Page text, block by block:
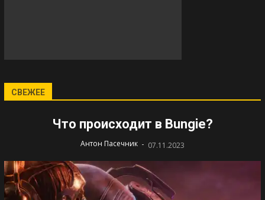
СВЕЖЕЕ
Что происходит в Bungie?
Антон Пасечник - 07.11.2023